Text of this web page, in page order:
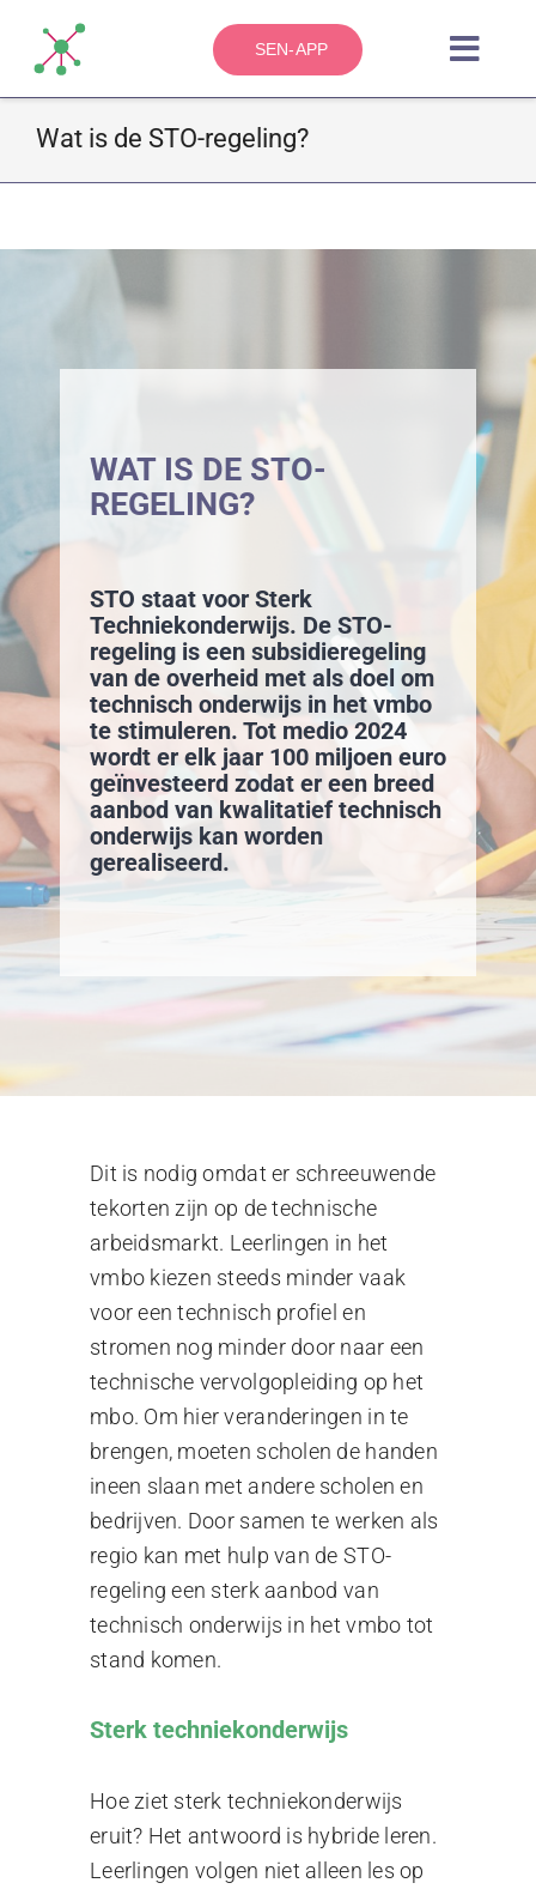
HOME
BLOG
CONTACT
KENNISBANK
SEN-APP
Wat is de STO-regeling?
WAT IS DE STO-
REGELING?
STO staat voor Sterk
Techniekonderwijs. De STO-
regeling is een subsidieregeling
van de overheid met als doel om
technisch onderwijs in het vmbo
te stimuleren. Tot medio 2024
wordt er elk jaar 100 miljoen euro
geïnvesteerd zodat er een breed
aanbod van kwalitatief technisch
onderwijs kan worden
gerealiseerd.
Dit is nodig omdat er schreeuwende
tekorten zijn op de technische
arbeidsmarkt. Leerlingen in het
vmbo kiezen steeds minder vaak
voor een technisch profiel en
stromen nog minder door naar een
technische vervolgopleiding op het
mbo. Om hier veranderingen in te
brengen, moeten scholen de handen
ineen slaan met andere scholen en
bedrijven. Door samen te werken als
regio kan met hulp van de STO-
regeling een sterk aanbod van
technisch onderwijs in het vmbo tot
stand komen.
Sterk techniekonderwijs
Hoe ziet sterk techniekonderwijs
eruit? Het antwoord is hybride leren.
Leerlingen volgen niet alleen les op